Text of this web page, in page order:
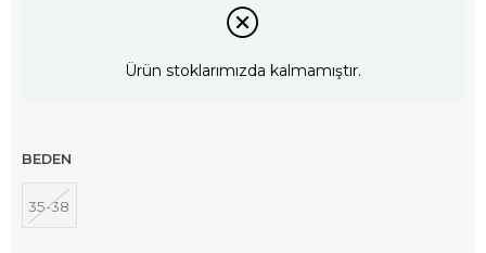
Ürün stoklarımızda kalmamıştır.
BEDEN
35-38